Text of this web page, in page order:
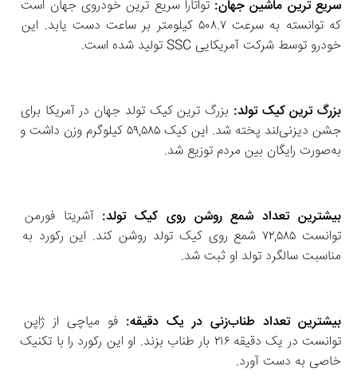
سریع‌ ترین ماشین جهان:
تواتارا سریع‌ ترین خودروی جهان است
که توانسته به سرعت ۵۰۸.۷ کیلومتر بر ساعت دست یابد. این
خودرو توسط شرکت آمریکایی SSC تولید شده است.
بزرگ‌ ترین کیک تولد:
بزرگ‌ ترین کیک تولد جهان در آمریکا برای
جشن دیزنی‌لند پخته شد. این کیک ۵۹,۵۸۵ کیلوگرم وزن داشت و
به‌صورت رایگان بین مردم توزیع شد.
بیشترین تعداد شمع روشن روی کیک تولد: آشریتا فورمن
توانست ۷۲,۵۸۵ شمع روی کیک تولد روشن کند. این رکورد به
مناسبت سالگرد تولد او ثبت شد.
بیشترین تعداد طناب‌زنی در یک دقیقه:
فو میاچی از ژاپن
توانست در یک دقیقه ۲۱۶ بار طناب بزند. او این رکورد را با تکنیک
خاصی به دست آورد.